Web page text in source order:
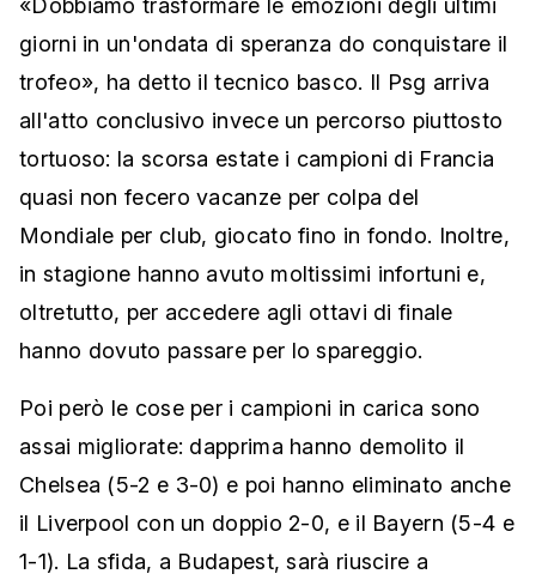
«Dobbiamo trasformare le emozioni degli ultimi
giorni in un'ondata di speranza do conquistare il
trofeo», ha detto il tecnico basco. Il Psg arriva
all'atto conclusivo invece un percorso piuttosto
tortuoso: la scorsa estate i campioni di Francia
quasi non fecero vacanze per colpa del
Mondiale per club, giocato fino in fondo. Inoltre,
in stagione hanno avuto moltissimi infortuni e,
oltretutto, per accedere agli ottavi di finale
hanno dovuto passare per lo spareggio.
Poi però le cose per i campioni in carica sono
assai migliorate: dapprima hanno demolito il
Chelsea (5-2 e 3-0) e poi hanno eliminato anche
il Liverpool con un doppio 2-0, e il Bayern (5-4 e
1-1). La sfida, a Budapest, sarà riuscire a